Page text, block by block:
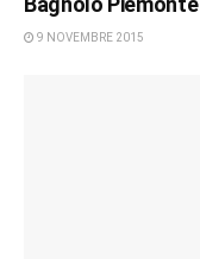
9 NOVEMBRE 2015